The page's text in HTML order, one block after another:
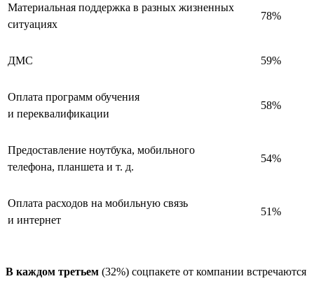
Материальная поддержка в разных жизненных
ситуациях
78%
ДМС 59%
Оплата программ обучения
и переквалификации
58%
Предоставление ноутбука, мобильного
телефона, планшета и т. д.
54%
Оплата расходов на мобильную связь
и интернет
51%
В каждом третьем (32%) соцпакете от компании встречаются